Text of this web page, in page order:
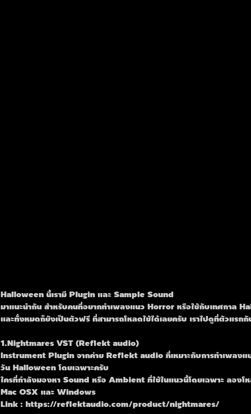
Halloween นี้เรามี Plugin และ Sample Sound
มาแนะนำกัน สำหรับคนที่อยากทำเพลงแนว Horror หรือใช้กับเทศกาล
และทั้งหมดก็ยังเป็นตัวฟรี ที่สามารถโหลดใช้ได้เลยครับ เราไปดูที่ตัวแรกกั
1.Nightmares VST (Reflekt audio)
Instrument Plugin จากค่าย Reflekt audio ที่เหมาะกับการทำเพลง
วัน Halloween โดยเฉพาะครับ
ใครที่กำลังมองหา Sound หรือ Ambient ที่ใช้ในแนวนี้โดยเฉพาะ ลองโ
Mac OSX และ Windows
Link : https://reflektaudio.com/product/nightmares/